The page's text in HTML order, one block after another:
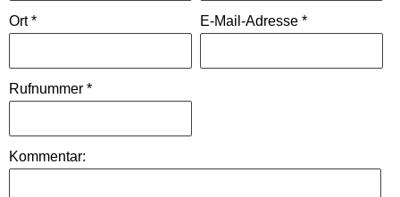
Ort * E-Mail-Adresse *
Rufnummer *
Kommentar: